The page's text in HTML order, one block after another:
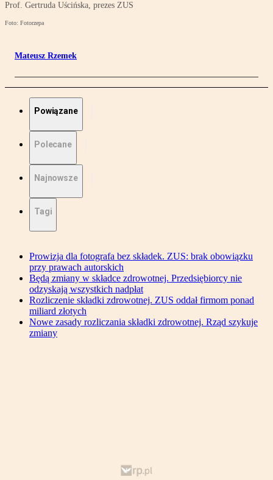
Prof. Gertruda Uścińska, prezes ZUS
Foto: Fotorzepa
Mateusz Rzemek
Powiązane
Polecane
Najnowsze
Tagi
Prowizja dla fotografa bez składek. ZUS: brak obowiązku
przy prawach autorskich
Będą zmiany w składce zdrowotnej. Przedsiębiorcy nie
odzyskają wszystkich nadpłat
Rozliczenie składki zdrowotnej. ZUS oddał firmom ponad
miliard złotych
Nowe zasady rozliczania składki zdrowotnej. Rząd szykuje
zmiany